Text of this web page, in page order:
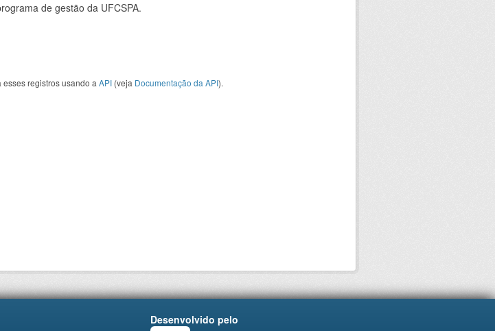
de gestão da UFCSPA.
registros usando a API (veja Documentação da API).
Desenvolvido pelo